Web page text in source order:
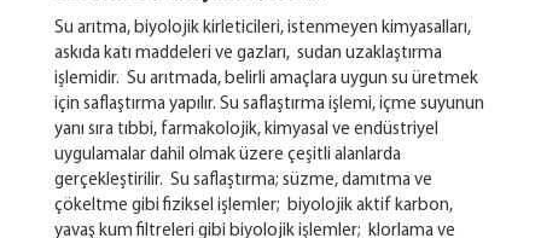
Su arıtma, biyolojik kirleticileri, istenmeyen kimyasalları,
askıda katı maddeleri ve gazları, sudan uzaklaştırma
işlemidir. Su arıtmada, belirli amaçlara uygun su üretmek
için saflaştırma yapılır. Su saflaştırma işlemi, içme suyunun
yanı sıra tıbbi, farmakolojik, kimyasal ve endüstriyel
uygulamalar dahil olmak üzere çeşitli alanlarda
gerçekleştirilir. Su saflaştırma; süzme, damıtma ve
çökeltme gibi fiziksel işlemler; biyolojik aktif karbon,
yavaş kum filtreleri gibi biyolojik işlemler; klorlama ve